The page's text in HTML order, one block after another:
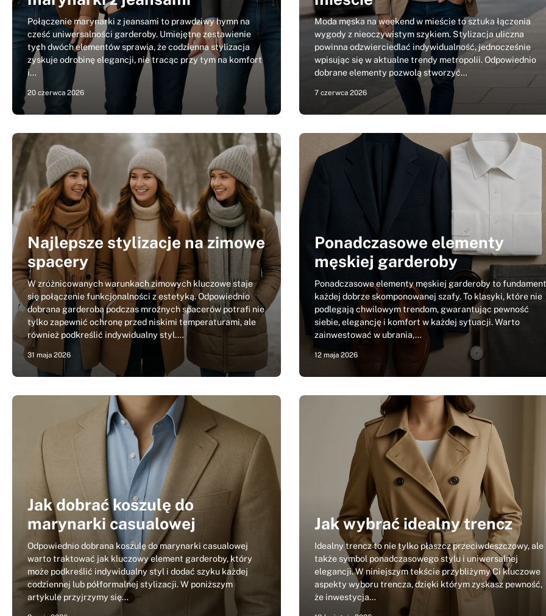
Połączenie marynarki z jeansami to prawdziwy hymn na
cześć uniwersalności garderoby. Umiejętne zestawienie
tych dwóch elementów sprawia, że codzienna stylizacja
zyskuje odrobinę elegancji, nie tracąc przy tym na komfort
i…
20 czerwca 2026
Moda męska na weekend w mieście to sztuka łączenia
wygody z nieoczywistym szykiem. Stylizacja uliczna
powinna odzwierciedlać indywidualność, jednocześnie
wpisując się w aktualne trendy metropolii. Odpowiednio
dobrane elementy pozwolą stworzyć…
7 czerwca 2026
Najlepsze stylizacje na zimowe
spacery
W zróżnicowanych warunkach zimowych kluczowe staje
się połączenie funkcjonalności z estetyką. Odpowiednio
dobrana garderoba podczas mroźnych spacerów potrafi nie
tylko zapewnić ochronę przed niskimi temperaturami, ale
również podkreślić indywidualny styl.…
31 maja 2026
Ponadczasowe elementy
męskiej garderoby
Ponadczasowe elementy męskiej garderoby to
każdej dobrze skomponowanej szafy. To klasyki, które nie
podlegają chwilowym trendom, gwarantując pewność
siebie, elegancję i komfort w każdej sytuacji. Warto
zainwestować w ubrania,…
12 maja 2026
Jak dobrać koszulę do
marynarki casualowej
Odpowiednio dobrana koszulę do marynarki casualowej
warto traktować jak kluczowy element garderoby, który
może podkreślić indywidualny styl i dodać szyku każdej
codziennej lub półformalnej stylizacji. W poniższym
artykule przyjrzymy się…
Jak wybrać idealny trencz
Idealny trencz to nie tylko płaszcz przeciwdeszczowy, ale
także symbol ponadczasowego stylu i uniwersalnej
elegancji. W niniejszym tekście przybliżymy Ci kluczowe
aspekty wyboru trencza, dzięki którym zyskasz pewność,
że inwestycja…